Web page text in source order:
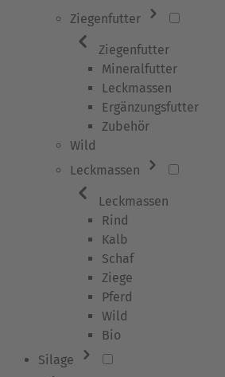
Ziegenfutter
Ziegenfutter
Mineralfutter
Leckmassen
Ergänzungsfutter
Zubehör
Wild
Leckmassen
Leckmassen
Rind
Kalb
Schaf
Ziege
Pferd
Wild
Bio
Silage